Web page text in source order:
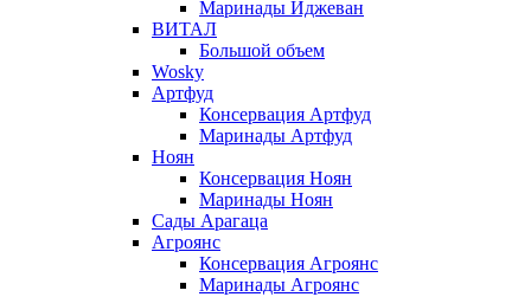
Маринады Иджеван
ВИТАЛ
Большой объем
Wosky
Артфуд
Консервация Артфуд
Маринады Артфуд
Ноян
Консервация Ноян
Маринады Ноян
Сады Арагаца
Агроянс
Консервация Агроянс
Маринады Агроянс